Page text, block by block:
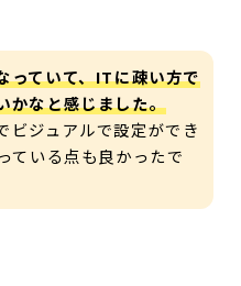
っていて、ITに疎い方で
かなと感じました。
ビジュアルで設定ができ
ている点も良かったで